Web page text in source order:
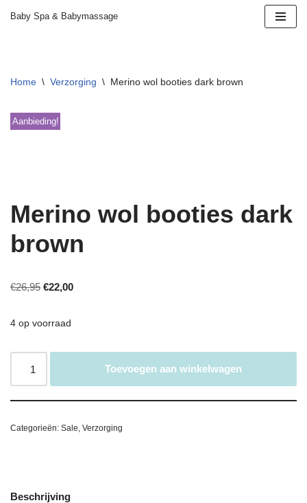
inhoud
Baby Spa & Babymassage
Home \ Verzorging \ Merino wol booties dark brown
Aanbieding!
Merino wol booties dark
brown
€26,95 €22,00
4 op voorraad
Toevoegen aan winkelwagen
Categorieën: Sale, Verzorging
Beschrijving